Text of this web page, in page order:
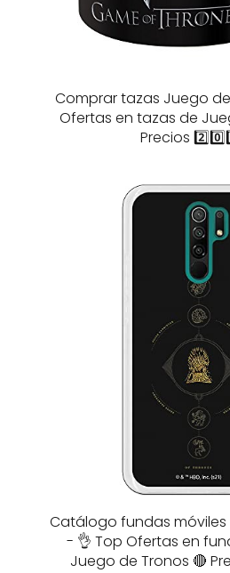
Comprar tazas Juego
Ofertas en tazas de
Precios
Catálogo fundas
- 👌 Top Ofertas en
Juego de Tronos 🔴